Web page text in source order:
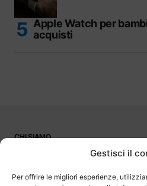
Gestisci il
Per offrire le migliori esperienze,
Apple Watch per
acquisti
CHI SIAMO